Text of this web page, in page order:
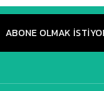
ABONE OLMAK